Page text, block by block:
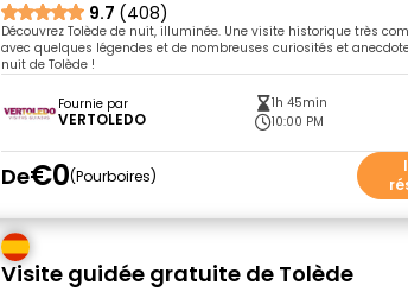
9.7 (408)
Découvrez Tolède de nuit, illuminée. Une visite historique très
avec quelques légendes et de nombreuses curiosités et
nuit de Tolède !
Fournie par
VERTOLEDO
1h 45min
10:00 PM
De€0 Pourboires
Visite guidée gratuite de Tolède